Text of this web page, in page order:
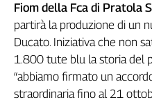
La
redazione
Newsletter
Fiom della Fca di Pratola
partirà la produzione di un
Ducato. Iniziativa che non
1.800 tute blu la storia del
“abbiamo firmato un
straordinaria fino al 21